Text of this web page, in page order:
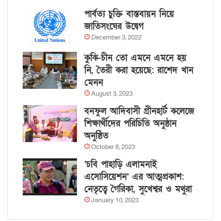
পার্বত্য চুক্তি বাস্তবায়ন নিয়ে
জাতিসংঘের উদ্বেগ
December 3, 2022
কুকি-চীন তো এমনে এমনে হয়
নি, তৈরী করা হয়েছে: রাশেদ খান
মেনন
August 3, 2023
বনফুল আদিবাসী গ্রীনহার্ট কলেজে
শিক্ষার্থীদের পরিচিতি অনুষ্ঠান
অনুষ্ঠিত
October 8, 2023
‘চবি পাহাড়ি এলামনাই
এসোসিয়েশন’ এর আত্মপ্রকাশ:
নেতৃত্বে গৈরিকা, সুখেশ্বর ও মথুরা
January 10, 2023